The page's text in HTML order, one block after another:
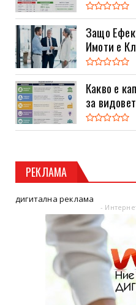
Защо
Имоти е
Какво е
за
РЕКЛАМА
дигитална реклама
-